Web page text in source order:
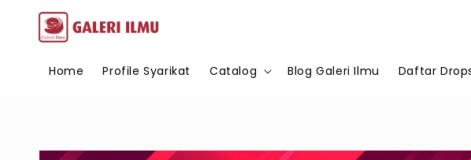
Home Profile Syarikat Catalog Blog Galeri Ilmu Daftar